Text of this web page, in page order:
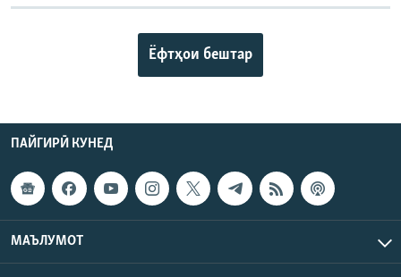
Ёфтҳои бештар
ПАЙГИРӢ КУНЕД
МАЪЛУМОТ